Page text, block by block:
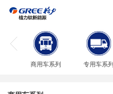
商用车系列 专用车系列